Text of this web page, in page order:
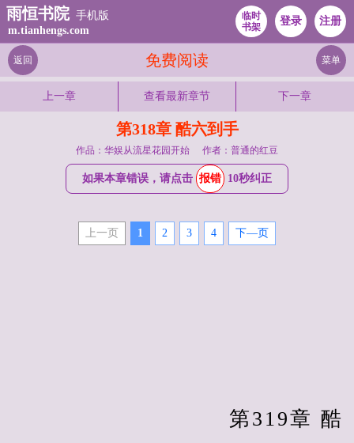
雨恒书院 手机版
m.tianhengs.com
临时
书架
登录 注册
免费阅读
返回 菜单
上一章 查看最新章节 下一章
第318章 酷六到手
作品：华娱从流星花园开始 作者：普通的红豆
如果本章错误，请点击 报错 10秒纠正
上一页 1 2 3 4 下—页